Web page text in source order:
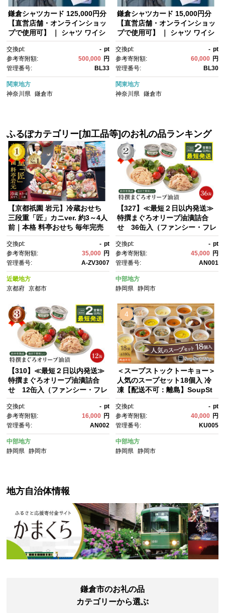
鎌倉シャツカード 125,000円分
【直営店舗・オンラインショッ
プで使用可】 ｜ シャツ ワイシ
気 おすすめ ギフトカード 紳士
服 レディースシャツ カジュア
ルシャツ ビジネスシャツ 贈答
用 送料無料 神奈川 鎌倉
交換pt: - pt
参考寄附額:
500,000 円
管理番号:
BL33
関東地方
神奈川県
鎌倉市
鎌倉シャツカード 15,000円分
【直営店舗・オンラインショッ
プで使用可】 ｜ シャツ ワイシ
気 おすすめ ギフトカード 紳士
服 レディースシャツ カジュア
ルシャツ ビジネスシャツ 贈答
用 送料無料 神奈川 鎌倉
交換pt: - pt
参考寄附額:
60,000 円
管理番号:
BL30
関東地方
神奈川県 鎌倉市
ふるぽカテゴリー[加工品等]のお礼の品ランキング
【京都祇園 岩元】冷蔵おせち
三段重「匠」カニver. 約3～4人
前｜本格 料亭おせち 毎年完売
亭 完売必至の大人気おせち お
すすめ 三段重 3人 4人 2027 正
月 お祝い おせち お節 京おせ
ち 京料理 グルメ お取り寄せ 通
販 送料無料 ふるさと納税 ］
交換pt: - pt
参考寄附額:
35,000 円
管理番号:
A-ZV3007
近畿地方
京都府
京都市
【327】≪最短２日以内発送≫
特撰まぐろオリーブ油漬詰合
せ 36缶入（ファンシー・フレ
気 素材重視のツナ缶のおいし
さ 熟成 高級まぐろ ツナ缶 ツ
ナ マグロ 鮪 缶詰 フレーク 缶
詰 常温 魚貝類 食品 加工食
品 静岡 ギフト 詰合せ 魚介
類 お中元 お歳暮 プレゼント 高
級 贈答用 お取り寄せ グルメ ス
トック食材 たんぱく質 キャン
プ オリーブオイル
交換pt: - pt
参考寄附額:
45,000 円
管理番号:
AN001
中部地方
静岡県 静岡市
【310】≪最短２日以内発送≫
特撰まぐろオリーブ油漬詰合
せ 12缶入（ファンシー・フレ
材重視のツナ缶のおいしさ
◆ 熟成 高級まぐろ ツナ缶 ツ
ナ マグロ 鮪 缶詰 フレーク 缶
詰 常温 魚貝類 食品 加工食
品 静岡 ギフト 詰合せ 魚介
類 お中元 お歳暮 プレゼント 高
プ オリーブオイル
交換pt: - pt
参考寄附額:
16,000 円
管理番号:
AN002
中部地方
静岡県
静岡市
4
＜スープストックトーキョー＞
人気のスープセット18個入 冷
凍【配送不可：離島】SoupSt
交換pt: - pt
参考寄附額:
40,000 円
管理番号:
KU005
中部地方
静岡県 静岡市
地方自治体情報
鎌倉市のお礼の品
カテゴリーから選ぶ